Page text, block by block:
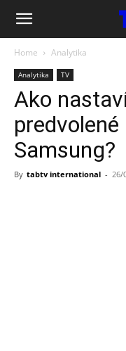
sk.tab-
Home Analytika
Analytika TV
Ako
Samsung?
By tabtv international - 26/